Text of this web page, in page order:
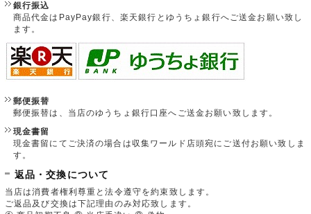
銀行振込
商品代金はPayPay銀行、楽天銀行とゆうちょ銀行へご送金お願い致し
ます。
郵便振替
郵便振替は、当店のゆうちょ銀行口座へご送金お願い致します。
現金書留
現金書留にてご決済の場合は収集ワールド店頭宛にご送付お願い致しま
す。
返品・交換について
当店は消費者権利尊重と法令遵守を約束致します。
ご返品及び交換は下記理由のみ対応致します。